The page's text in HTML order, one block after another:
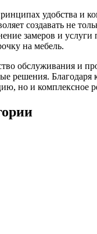
удобства и
создавать не
замеров и
на мебель.
обслуживания и
решения.
но и комплексное